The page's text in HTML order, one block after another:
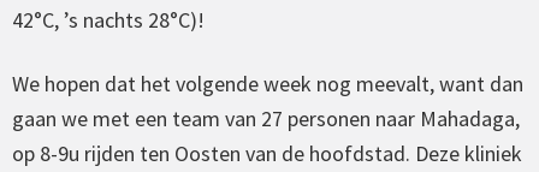
42°C, ’s nachts 28°C)!
We hopen dat het volgende week nog meevalt, want dan
gaan we met een team van 27 personen naar Mahadaga,
op 8-9u rijden ten Oosten van de hoofdstad. Deze kliniek